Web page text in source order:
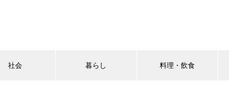
社会 暮らし 料理・飲食